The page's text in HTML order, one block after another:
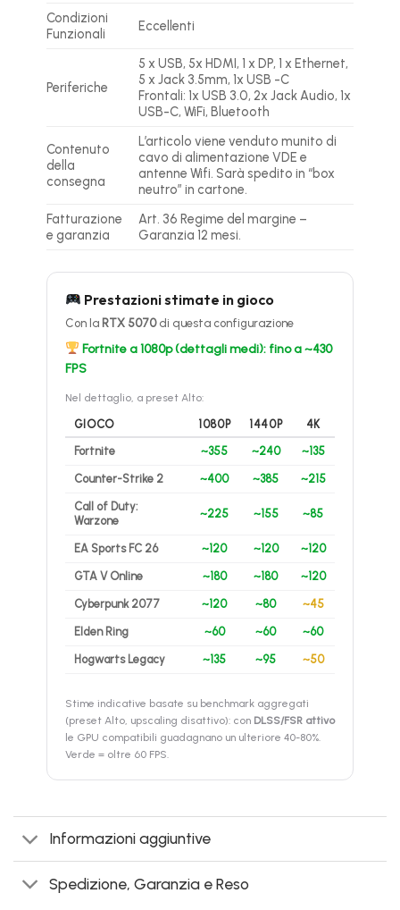
Condizioni
Funzionali
Eccellenti
Periferiche
5 x USB, 5x HDMI, 1 x DP, 1 x Ethernet,
5 x Jack 3.5mm, 1x USB -C
Frontali: 1x USB 3.0, 2x Jack Audio, 1x
USB-C, WiFi, Bluetooth
Contenuto
della
consegna
L’articolo viene venduto munito di
cavo di alimentazione VDE e
antenne Wifi. Sarà spedito in “box
neutro” in cartone.
Fatturazione
e garanzia
Art. 36 Regime del margine –
Garanzia 12 mesi.
Prestazioni stimate in gioco
Con la RTX 5070di questa configurazione
Fortnite a 1080p (dettagli medi): fino a ~430
FPS
Nel dettaglio, a preset Alto:
GIOCO 1080P 1440P
4K
Fortnite
~355 ~240 ~135
Counter-Strike 2 ~400 ~385 ~215
Call of Duty:
Warzone
~225 ~155 ~85
EA Sports FC 26 ~120 ~120 ~120
GTA V Online ~180 ~180 ~120
Cyberpunk 2077 ~120 ~80 ~45
Elden Ring ~60 ~60 ~60
Hogwarts Legacy ~135 ~95 ~50
Stime indicative basate su benchmark aggregati
(preset Alto, upscaling disattivo): con DLSS/FSR attivo
le GPU compatibili guadagnano un ulteriore 40-80%.
Verde = oltre 60 FPS.
Informazioni aggiuntive
Spedizione, Garanzia e Reso